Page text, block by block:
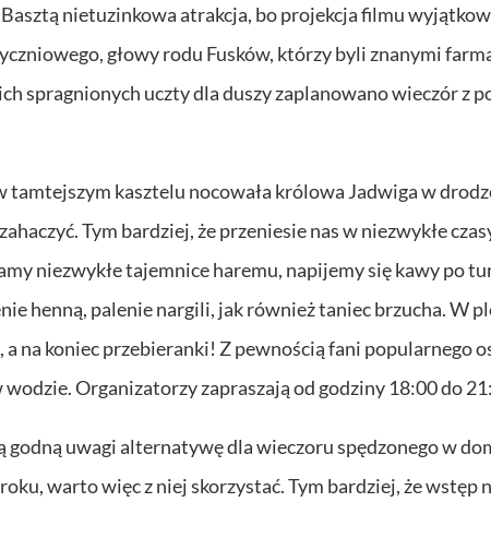
nietuzinkowa atrakcja, bo projekcja filmu
głowy rodu Fusków, którzy byli znanymi
spragnionych uczty dla duszy zaplanowano wieczór z
tamtejszym kasztelu nocowała królowa Jadwiga w
Tym bardziej, że przeniesie nas w niezwykłe
niezwykłe tajemnice haremu, napijemy się kawy po
henną, palenie nargili, jak również taniec brzucha. W
na koniec przebieranki! Z pewnością fani popularnego
wodzie. Organizatorzy zapraszają od godziny 18:00 do
godną uwagi alternatywę dla wieczoru spędzonego w
warto więc z niej skorzystać. Tym bardziej, że